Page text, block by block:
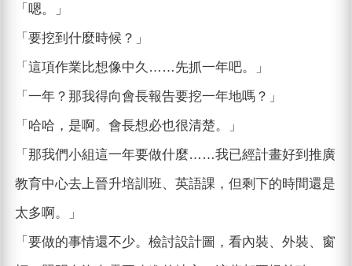
「嗯。」
「要挖到什麼時候？」
「這項作業比想像中久……先抓一年吧。」
「一年？那我得向會長報告要挖一年地嗎？」
「哈哈，是啊。會長想必也很清楚。」
「那我們小組這一年要做什麼……我已經計畫好到推廣
教育中心去上晉升培訓班、英語課，但剩下的時間還是
太多啊。」
「要做的事情還不少。檢討設計圖，看內裝、外裝、窗